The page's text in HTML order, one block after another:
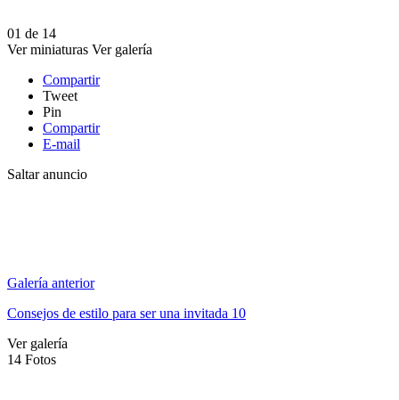
01 de 14
Ver miniaturas Ver galería
Compartir
Tweet
Pin
Compartir
E-mail
Saltar anuncio
Galería anterior
Consejos de estilo para ser una invitada 10
Ver galería
14 Fotos